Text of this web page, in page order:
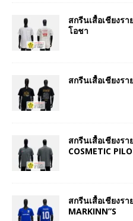
สกรีนเสื้อเชียงร
โอชา
สกรีนเสื้อเชียงรา
สกรีนเสื้อเชียงร
COSMETIC
สกรีนเสื้อเชียงร
MARKINN”S